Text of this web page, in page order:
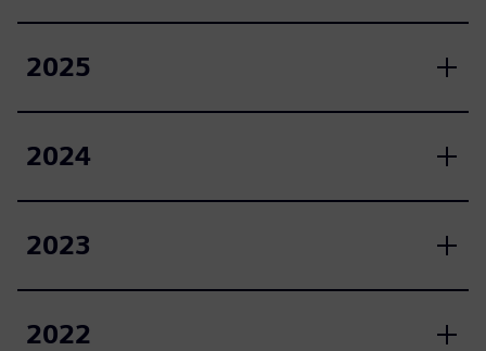
2025
2024
2023
2022